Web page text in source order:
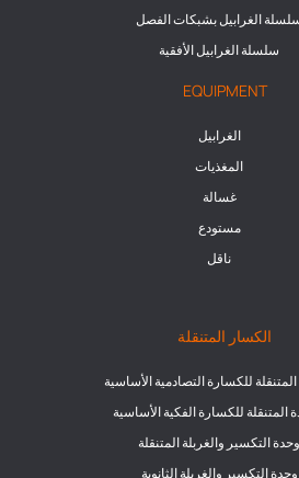
الغرابيل بشبكات الفصل
سلسلة الغرابيل الأفقية
EQUIPMENT
الغرابيل
المغذيات
غسالة
مستودع
ناقل
الكسار المتنقلة
للكسارة التصادمية الأساسية
المتنقلة للكسارة الفكية الأساسية
وحدة التكسير والغربلة المتنقلة
وحدة التكسير والغربلة الثانوية